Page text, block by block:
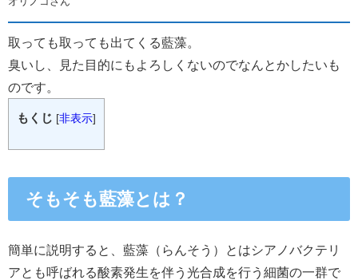
取っても取っても出てくる藍藻。
臭いし、見た目的にもよろしくないのでなんとかしたいも
のです。
もくじ [非表示]
そもそも藍藻とは？
簡単に説明すると、藍藻（らんそう）とはシアノバクテリ
アとも呼ばれる酸素発生を伴う 光合成を行う 細菌の一群で